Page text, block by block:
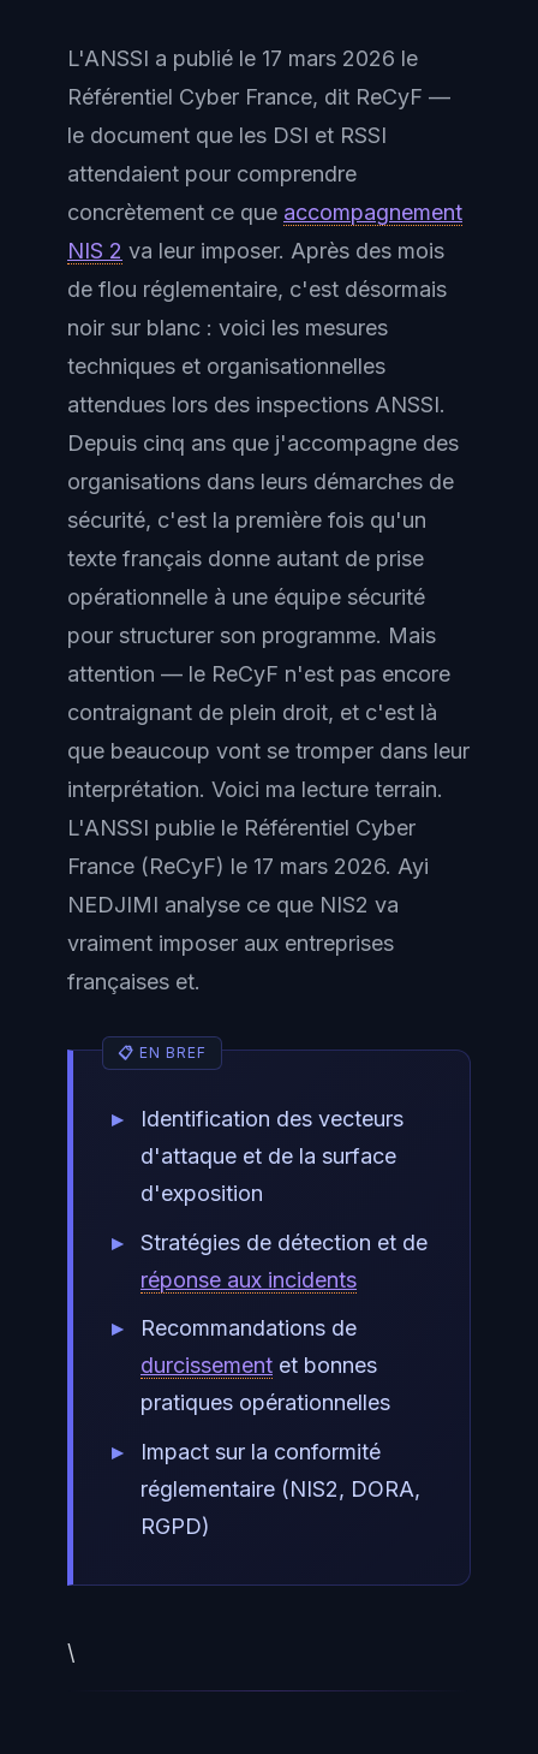
L'ANSSI a publié le 17 mars 2026 le
Référentiel Cyber France, dit ReCyF —
le document que les DSI et RSSI
attendaient pour comprendre
concrètement ce que accompagnement
NIS 2 va leur imposer. Après des mois
de flou réglementaire, c'est désormais
noir sur blanc : voici les mesures
techniques et organisationnelles
attendues lors des inspections ANSSI.
Depuis cinq ans que j'accompagne des
organisations dans leurs démarches de
sécurité, c'est la première fois qu'un
texte français donne autant de prise
opérationnelle à une équipe sécurité
pour structurer son programme. Mais
attention — le ReCyF n'est pas encore
contraignant de plein droit, et c'est là
que beaucoup vont se tromper dans leur
interprétation. Voici ma lecture terrain.
L'ANSSI publie le Référentiel Cyber
France (ReCyF) le 17 mars 2026. Ayi
NEDJIMI analyse ce que NIS2 va
vraiment imposer aux entreprises
françaises et.
Identification des vecteurs
d'attaque et de la surface
d'exposition
Stratégies de détection et de
réponse aux incidents
Recommandations de
durcissement et bonnes
pratiques opérationnelles
Impact sur la conformité
réglementaire (NIS2, DORA,
RGPD)
\